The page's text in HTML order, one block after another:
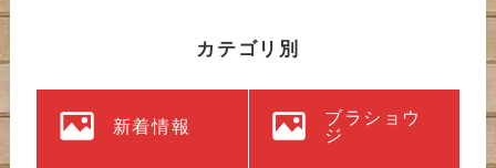
カテゴリ別
新着情報
ブラショウ
ジ